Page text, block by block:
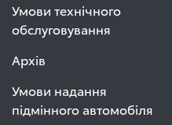
Умови технічного
обслуговування
Архів
Умови надання
підмінного автомобіля